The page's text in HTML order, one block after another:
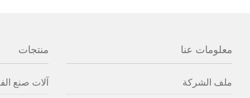
معلومات عنا
ملف الشركة
منتجات
آلات صنع